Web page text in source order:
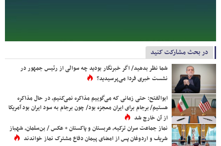
در بحث مشارکت کنید
شما نظر بدهید/ اگر خبرنگار بودید چه سوالی از رئیس جمهور در
نشست خبری فردا می‌پرسیدید؟
ابوالفتح: حتی زمانی که می‌گوییم مذاکره نمی‌کنیم، در حال مذاکره
هستیم/ برجام برای ایران معجزه بود/ چون برجام به سود ایران بود آمریکا
از آن خارج شد
نماز جماعت سران ترکیه، عربستان و پاکستان + عکس / بن‌سلمان، شهباز
شریف و اردوغان پس از امضای پیمان دفاع مشترک نماز خواندند